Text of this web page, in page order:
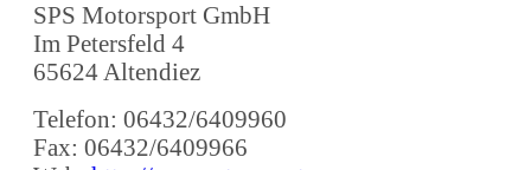
SPS Motorsport GmbH
Im Petersfeld 4
65624 Altendiez
Telefon: 06432/6409960
Fax: 06432/6409966